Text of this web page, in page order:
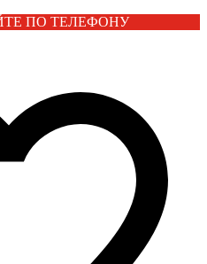
ПО ТЕЛЕФОНУ